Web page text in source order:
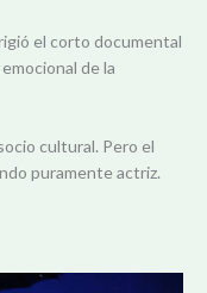
el corto documental
de la
cultural. Pero el
puramente actriz.